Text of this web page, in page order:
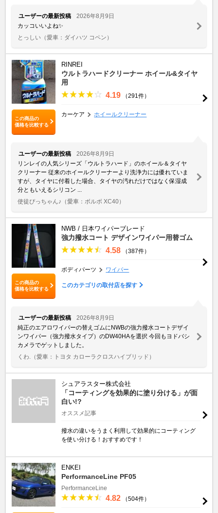
ユーザーの最新投稿
2026年8月9日
カッコいいよね✨
とっしい （愛車：ダイハツ コペン）
この商品の
価格を比較する
RINREI
ウルトラハードクリーナー ホイール&タイヤ
用
4.19 （291件）
カーケア ホイールクリーナー
ユーザーの最新投稿
2026年8月9日
リンレイの人気シリーズ「ウルトラハード」のホイール＆タイヤ
クリーナー 従来のホイールクリーナーより洗浄力には優れていま
すが、タイヤに付着した場合、タイヤの汚れだけではなく保湿成
分ともいえるシリコン ...
使徒ぴっちゃん♪ （愛車：ボルボ XC40）
この商品の
価格を比較する
NWB / 日本ワイパーブレード
強力撥水コート デザインワイパー用替ゴム
4.58 （387件）
ボディパーツ ワイパー
このカテゴリの取付店を探す
ユーザーの最新投稿
2026年8月9日
純正のエアロワイパーの替えゴムにNWBの強力撥水コートデザイ
ンワイパー（強力撥水タイプ）のDW40HAを選択 今回もヨドバシ
カメラでゲットしました。
くわ.
（愛車：トヨタ カローラクロスハイブリッド）
シュアラスター株式会社
「コーティングを効果的に塗り分ける」が面
白い!?
オススメ記事
撥水の違いをうまく利用して効果的にコーティング
を使い分ける！おすすめです！
ENKEI
PerformanceLine PF05
PerformanceLine
4.82 （504件）